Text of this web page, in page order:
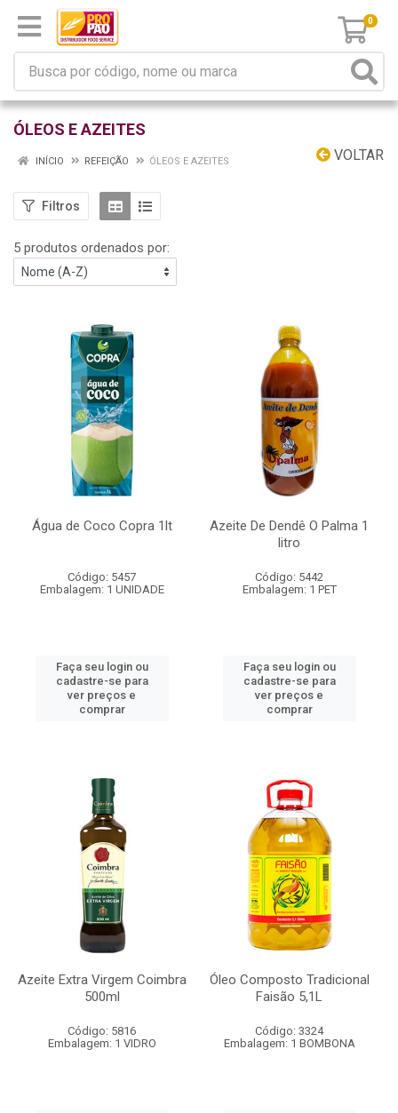
0
ÓLEOS E AZEITES
VOLTAR
INÍCIO REFEIÇÃO ÓLEOS E AZEITES
Filtros
5 produtos ordenados por:
Água de Coco Copra 1lt
Código: 5457
Embalagem: 1 UNIDADE
Faça seu login ou
cadastre-se para
ver preços e
comprar
Azeite De Dendê O Palma 1
litro
Código: 5442
Embalagem: 1 PET
Faça seu login ou
cadastre-se para
ver preços e
comprar
Azeite Extra Virgem Coimbra
500ml
Código: 5816
Embalagem: 1 VIDRO
Óleo Composto Tradicional
Faisão 5,1L
Código: 3324
Embalagem: 1 BOMBONA